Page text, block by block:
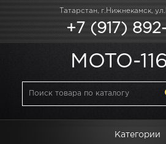
Татарстан, г.Нижнекамск,
+7 (917)
MOTO-
Категории